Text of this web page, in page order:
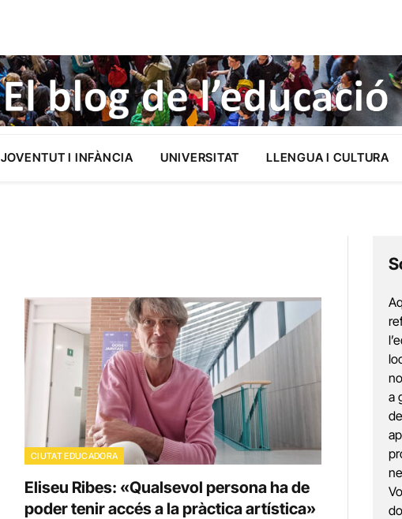
JOVENTUT I INFÀNCIA UNIVERSITAT LLENGUA I CULTURA
CIUTAT EDUCADORA
Eliseu Ribes: «Qualsevol persona ha de
poder tenir accés a la pràctica artística»
a